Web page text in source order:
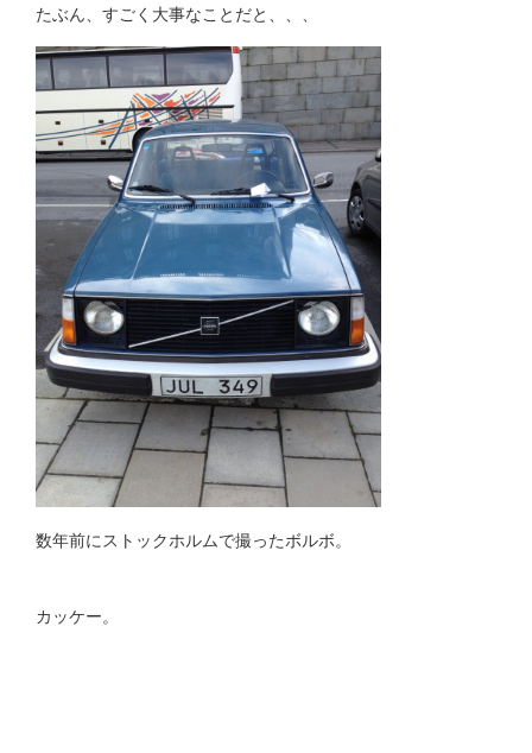
たぶん、すごく大事なことだと、、、
数年前にストックホルムで撮ったボルボ。
カッケー。